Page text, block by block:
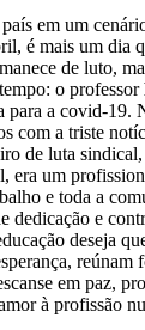
em um
é mais um dia
de luto,
o professor
para a covid-19.
com a triste
de luta
era um
e toda a
dedicação e
deseja
reúnam
em paz,
à profissão